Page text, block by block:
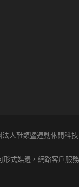
人鞋類暨運動休閒科技
形式媒體，網路客戶服務